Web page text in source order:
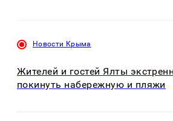
Новости Крыма
Жителей и гостей Ялты
покинуть набережную и пляжи